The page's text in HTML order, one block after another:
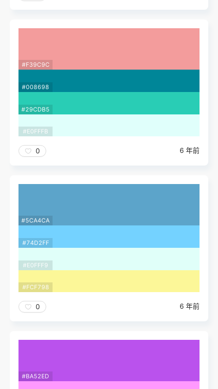
#F39C9C
#008698
#29CDB5
#E0FFFB
0 6 年前
#5CA4CA
#74D2FF
#E0FFF9
#FCF798
0 6 年前
#BA52ED